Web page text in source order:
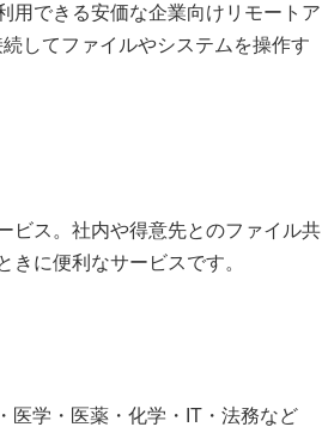
用できる安価な企業向けリモートア
してファイルやシステムを操作す
ビス。社内や得意先とのファイル共
に便利なサービスです。
医学・医薬・化学・IT・法務など